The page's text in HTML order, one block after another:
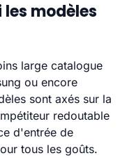
modèles
large catalogue
ou encore
sont axés sur la
redoutable
d'entrée de
tous les goûts.